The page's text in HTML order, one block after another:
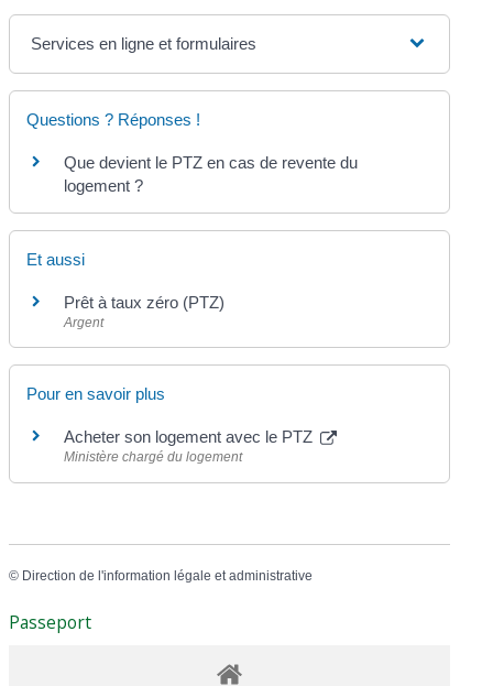
Services en ligne et formulaires
Questions ? Réponses !
Que devient le PTZ en cas de revente du
logement ?
Et aussi
Prêt à taux zéro (PTZ)
Argent
Pour en savoir plus
Acheter son logement avec le PTZ
Ministère chargé du logement
© Direction de l'information légale et administrative
Passeport